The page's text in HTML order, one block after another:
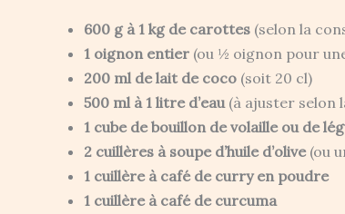
600 g à 1 kg de carottes (selon la
1 oignon entier (ou ½ oignon pour
200 ml de lait de coco (soit 20 cl)
500 ml à 1 litre d’eau (à ajuster selon
1 cube de bouillon de volaille ou de
2 cuillères à soupe d’huile d’olive(ou
1 cuillère à café de curry en poudre
1 cuillère à café de curcuma